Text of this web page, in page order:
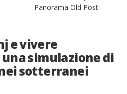
Panorama Old Post
e vivere
una simulazione di
sotterranei